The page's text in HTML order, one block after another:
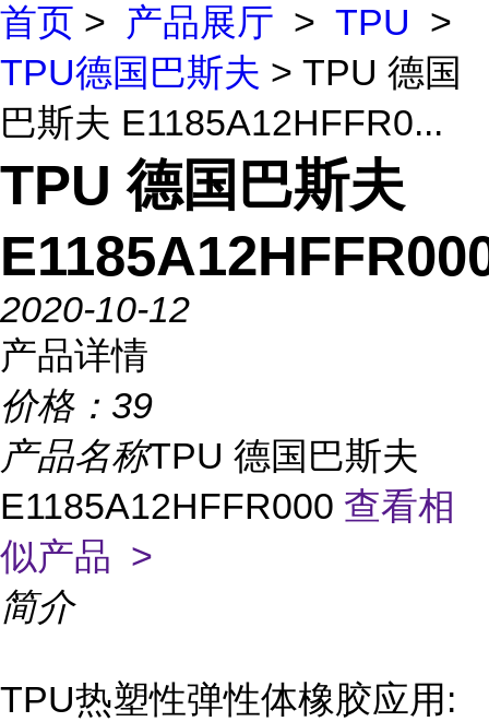
首页 > 产品展厅 > TPU >
TPU德国巴斯夫 > TPU 德国
巴斯夫 E1185A12HFFR0...
TPU 德国巴斯夫
2020-10-12
产品详情
价格： 39
产品名称TPU 德国巴斯夫
E1185A12HFFR000 查看相
似产品 >
简介
TPU热塑性弹性体橡胶应用: